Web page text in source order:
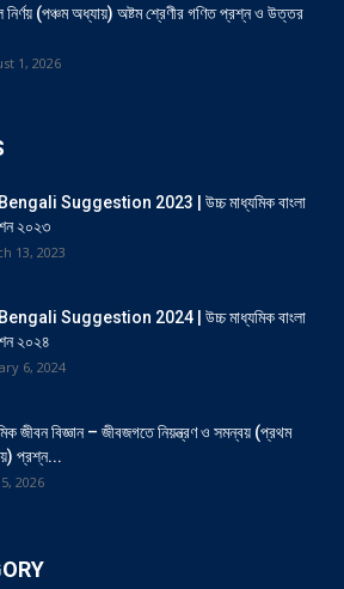
(পঞ্চম অধ্যায়) অষ্টম শ্রেণীর গণিত প্রশ্ন ও উত্তর
1, 2026
Suggestion 2023 | উচ্চ মাধ্যমিক বাংলা
২০২৩
13, 2023
Suggestion 2024 | উচ্চ মাধ্যমিক বাংলা
২০২৪
6, 2024
জীবন বিজ্ঞান – জীবজগতে নিয়ন্ত্রণ ও সমন্বয় (প্রথম
প্রশ্ন...
2026